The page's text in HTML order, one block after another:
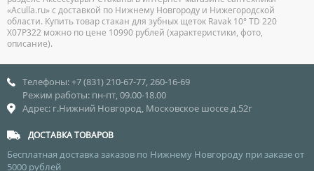
«Aculla.ru» с доставкой по Нижнему Новгороду и Нижегородской
области. Купить товар стакан для зубных щеток Ravak 10° TD 220
X07P322 можно по цене 10990 рублей (характеристики, фото,
описание).
Телефоны: +7 (831) 210-67-77, 260-16-69
Режим работы: пн-пт, 09.00-18.00
Адрес: г.Нижний Новгород, Московское шоссе д.52г
ДОСТАВКА ТОВАРОВ
Бесплатная доставка заказов по Нижнему Новгороду при заказе от
5000 рублей